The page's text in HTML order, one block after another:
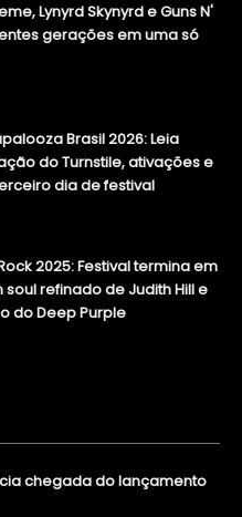
Lynyrd Skynyrd e Guns N'
gerações em uma só
Brasil 2026: Leia
do Turnstile, ativações e
dia de festival
2025: Festival termina em
refinado de Judith Hill e
do Deep Purple
chegada do lançamento